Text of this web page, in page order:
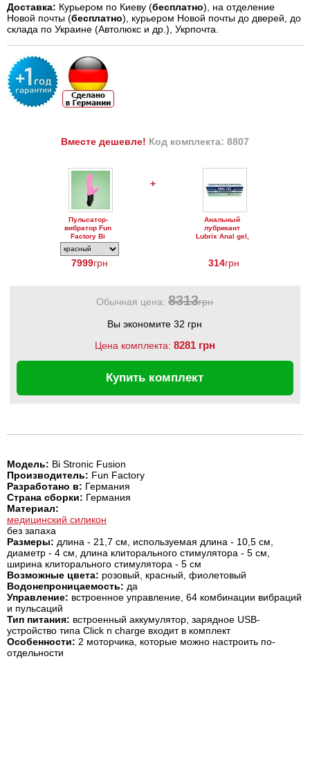
Доставка: Курьером по Киеву (бесплатно), на отделение
Новой почты (бесплатно), курьером Новой почты до дверей, до
склада по Украине (Автолюкс и др.), Укрпочта.
Вместе дешевле! Код комплекта: 8807
Пульсатор-
вибратор Fun
Factory Bi
Stronic Fusion
7999грн
+
Анальный
лубрикант
Lubrix Anal gel,
314грн
Обычная цена:8313грн
Вы экономите 32 грн
Цена комплекта: 8281 грн
Купить комплект
Модель: Bi Stronic Fusion
Производитель: Fun Factory
Разработано в: Германия
Страна сборки: Германия
Материал:
медицинский силикон
без запаха
Размеры: длина - 21,7 см, используемая длина - 10,5 см,
диаметр - 4 см, длина клиторального стимулятора - 5 см,
ширина клиторального стимулятора - 5 см
Возможные цвета: розовый, красный, фиолетовый
Водонепроницаемость: да
Управление: встроенное управление, 64 комбинации вибраций
и пульсаций
Тип питания: встроенный аккумулятор, зарядное USB-
устройство типа Click n charge входит в комплект
Особенности: 2 моторчика, которые можно настроить по-
отдельности